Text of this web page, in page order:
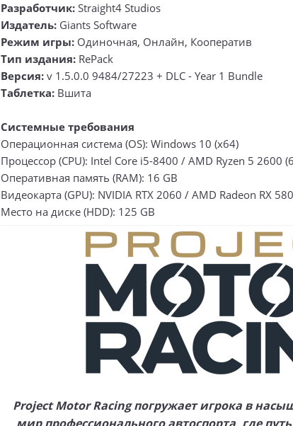
Разработчик: Straight4 Studios
Издатель: Giants Software
Режим игры: Одиночная, Онлайн, Кооператив
Тип издания: RePack
Версия: v 1.5.0.0 9484/27223 + DLC - Year 1 Bundle
Таблетка: Вшита
Системные требования
Операционная система (OS): Windows 10 (x64)
Процессор (CPU): Intel Core i5-8400 / AMD Ryzen 5 2600
Оперативная память (RAM): 16 GB
Видеокарта (GPU): NVIDIA RTX 2060 / AMD Radeon RX
Место на диске (HDD): 125 GB
Project Motor Racing погружает игрока в